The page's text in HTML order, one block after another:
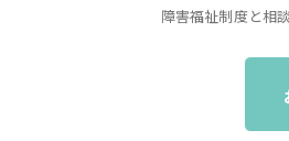
障害福祉制度と相